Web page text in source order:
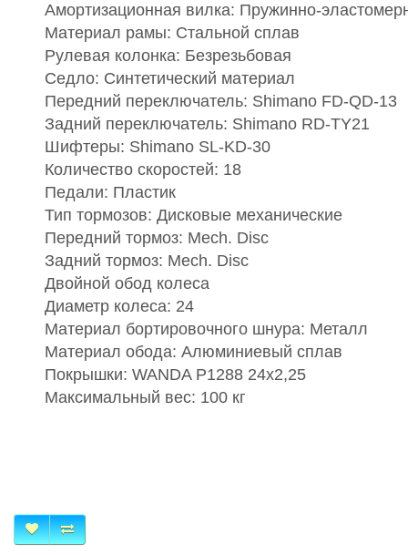
Амортизационная вилка: Пружинно-
Материал рамы: Стальной сплав
Рулевая колонка: Безрезьбовая
Седло: Синтетический материал
Передний переключатель: Shimano FD-QD-13
Задний переключатель: Shimano RD-TY21
Шифтеры: Shimano SL-KD-30
Количество скоростей: 18
Педали: Пластик
Тип тормозов: Дисковые механические
Передний тормоз: Mech. Disc
Задний тормоз: Mech. Disc
Двойной обод колеса
Диаметр колеса: 24
Материал бортировочного шнура: Металл
Материал обода: Алюминиевый сплав
Покрышки: WANDA P1288 24x2,25
Максимальный вес: 100 кг